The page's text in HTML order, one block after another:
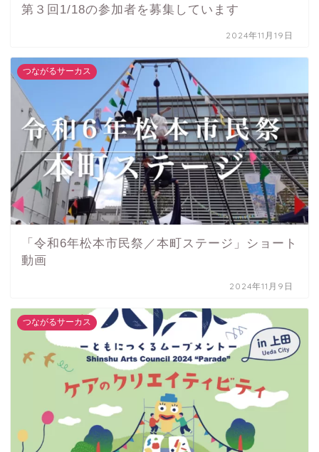
第３回1/18の参加者を募集しています
2024年11月19日
つながるサーカス
「令和6年松本市民祭／本町ステージ」ショート
動画
2024年11月9日
つながるサーカス